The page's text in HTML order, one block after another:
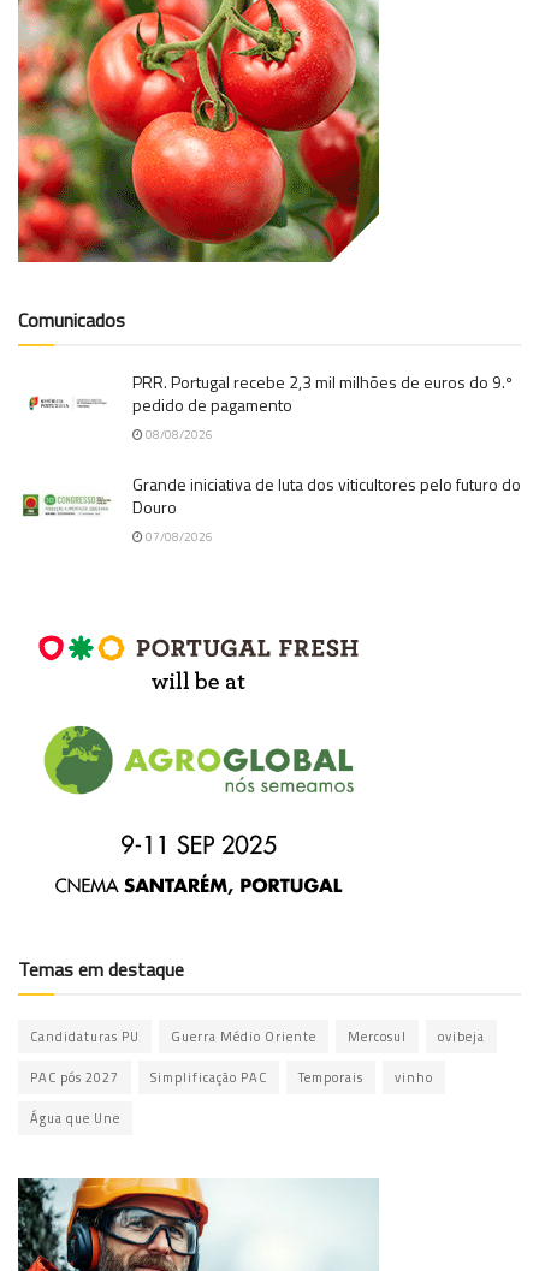
Comunicados
PRR. Portugal recebe 2,3 mil milhões de euros do 9.º
pedido de pagamento
08/08/2026
Grande iniciativa de luta dos viticultores pelo futuro do
Douro
07/08/2026
Temas em destaque
Candidaturas PU Guerra Médio Oriente Mercosul ovibeja
PAC pós 2027 Simplificação PAC Temporais vinho
Água que Une